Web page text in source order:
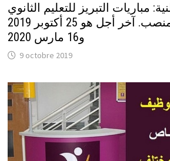
مباريات التبريز للتعليم الثانوي
-دورة 2020- 230 منصب. آخر أجل هو 25 أكتوبر 2019
و16 مارس 2020
9 octobre 2019